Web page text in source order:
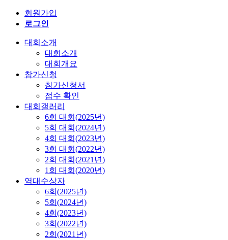
회원가입
로그인
대회소개
대회소개
대회개요
참가신청
참가신청서
접수 확인
대회갤러리
6회 대회(2025년)
5회 대회(2024년)
4회 대회(2023년)
3회 대회(2022년)
2회 대회(2021년)
1회 대회(2020년)
역대수상자
6회(2025년)
5회(2024년)
4회(2023년)
3회(2022년)
2회(2021년)